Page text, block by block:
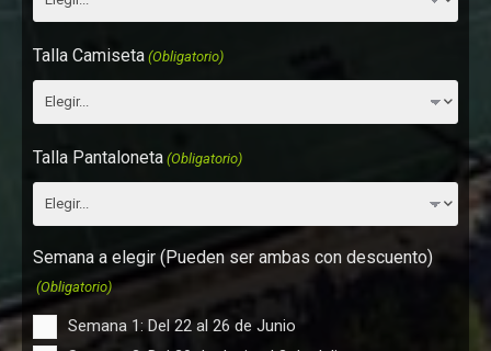
Talla Camiseta (Obligatorio)
Talla Pantaloneta (Obligatorio)
Semana a elegir (Pueden ser ambas con descuento)
(Obligatorio)
Semana 1: Del 22 al 26 de Junio